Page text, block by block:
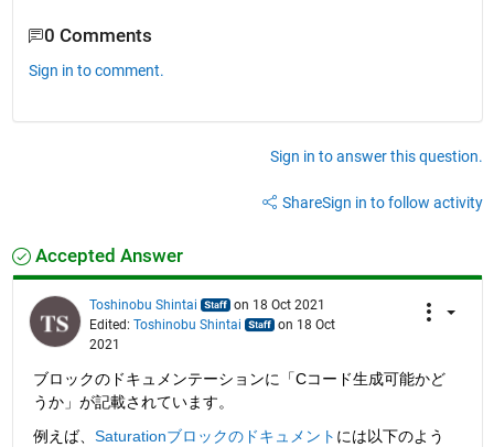
0 Comments
Sign in to comment.
Sign in to answer this question.
ShareSign in to follow activity
Accepted Answer
Toshinobu Shintai
on 18 Oct 2021
Edited: Toshinobu Shintai
on 18 Oct
2021
ブロックのドキュメンテーションに「Cコード生成可能かど
うか」が記載されています。
例えば、 Saturationブロックのドキュメント には以下のよう